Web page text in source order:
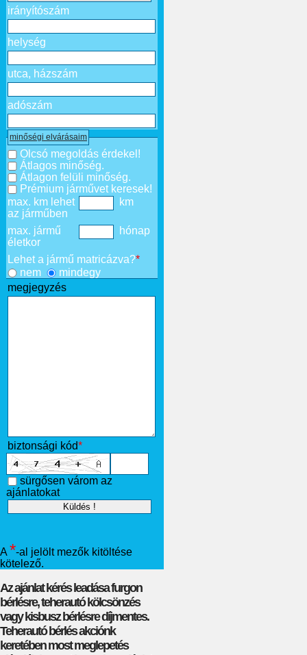
irányítószám
helység
utca, házszám
adószám
minőségi elvárásaim
Olcsó megoldás érdekel!
Átlagos minőség.
Átlagon felüli minőség.
Prémium járművet keresek!
max. km lehet
az járműben
km
max. jármű
életkor
hónap
Lehet a jármű matricázva?*
nem
mindegy
megjegyzés
biztonsági kód*
sürgősen várom az
ajánlatokat
A *-al jelölt mezők kitöltése
kötelező.
Az ajánlat kérés leadása furgon
bérlésre, teherautó kölcsönzés
vagy kisbusz bérlésre díjmentes.
Teherautó bérlés akciónk
keretében most meglepetés